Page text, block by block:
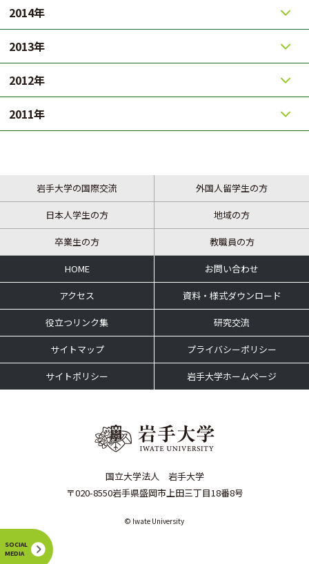
SOCIAL
MEDIA
2014年
2013年
2012年
2011年
岩手大学の国際交流 外国人留学生の方
日本人学生の方 地域の方
卒業生の方 教職員の方
HOME お問い合わせ
アクセス 資料・様式ダウンロード
役立つリンク集 研究交流
サイトマップ プライバシーポリシー
サイトポリシー 岩手大学ホームページ
国立大学法人 岩手大学
〒020-8550岩手県盛岡市上田三丁目18番8号
© Iwate University